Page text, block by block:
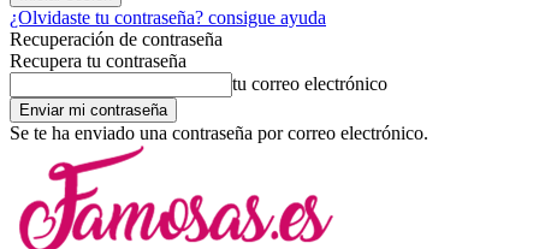
¿Olvidaste tu contraseña? consigue ayuda
Recuperación de contraseña
Recupera tu contraseña
tu correo electrónico
Se te ha enviado una contraseña por correo electrónico.